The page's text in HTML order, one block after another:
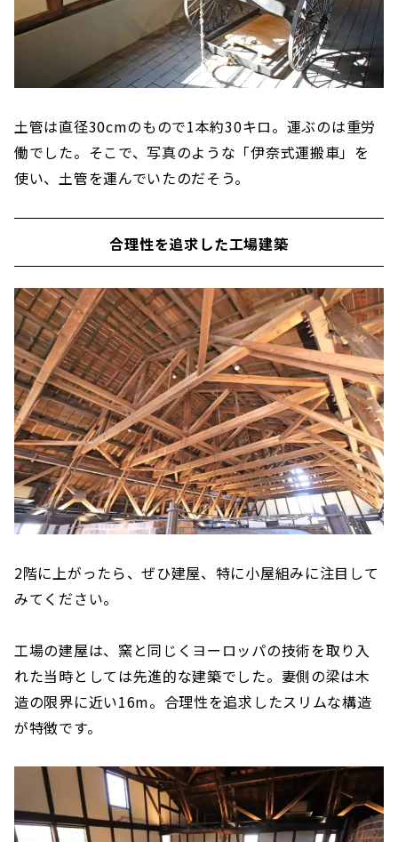
土管は直径30cmのもので1本約30キロ。運ぶのは重労
働でした。そこで、写真のような「伊奈式運搬車」を
使い、土管を運んでいたのだそう。
合理性を追求した工場建築
2階に上がったら、ぜひ建屋、特に小屋組みに注目して
みてください。
工場の建屋は、窯と同じくヨーロッパの技術を取り入
れた当時としては先進的な建築でした。妻側の梁は木
造の限界に近い16m。合理性を追求したスリムな構造
が特徴です。